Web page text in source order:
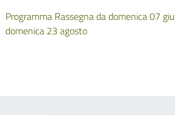
Programma Rassegna da domenica 07
domenica 23 agosto